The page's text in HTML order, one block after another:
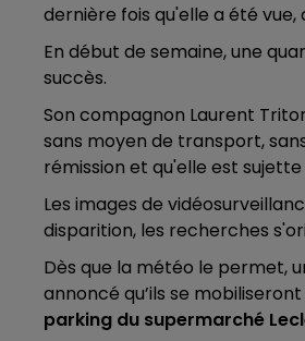
dernière fois qu'elle a été vue,
En début de semaine, une
succès.
Son compagnon Laurent
sans moyen de transport,
rémission et qu'elle est
Les images de
disparition, les recherches
Dès que la météo le permet,
annoncé qu’ils se
parking du supermarché